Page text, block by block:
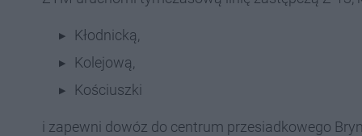
Kłodnicką,
Kolejową,
Kościuszki
i zapewni dowóz do centrum przesiadkowego